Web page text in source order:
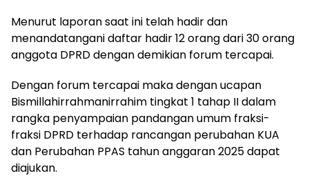
Menurut laporan saat ini telah hadir dan
menandatangani daftar hadir 12 orang dari 30 orang
anggota DPRD dengan demikian forum tercapai.
Dengan forum tercapai maka dengan ucapan
Bismillahirrahmanirrahim tingkat 1 tahap II dalam
rangka penyampaian pandangan umum fraksi-
fraksi DPRD terhadap rancangan perubahan KUA
dan Perubahan PPAS tahun anggaran 2025 dapat
diajukan.